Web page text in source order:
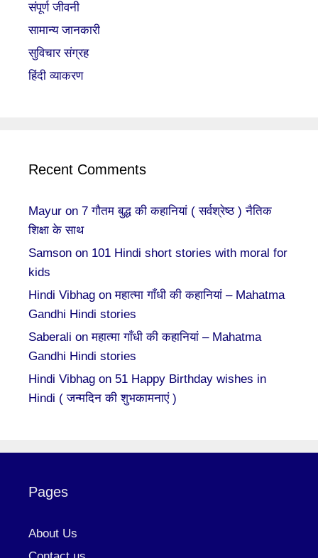
संपूर्ण जीवनी
सामान्य जानकारी
सुविचार संग्रह
हिंदी व्याकरण
Recent Comments
Mayur on 7 गौतम बुद्ध की कहानियां ( सर्वश्रेष्ठ ) नैतिक
शिक्षा के साथ
Samson on 101 Hindi short stories with moral for
kids
Hindi Vibhag onमहात्मा गाँधी की कहानियां – Mahatma
Gandhi Hindi stories
Saberali onमहात्मा गाँधी की कहानियां – Mahatma
Gandhi Hindi stories
Hindi Vibhag on 51 Happy Birthday wishes in
Hindi ( जन्मदिन की शुभकामनाएं )
Pages
About Us